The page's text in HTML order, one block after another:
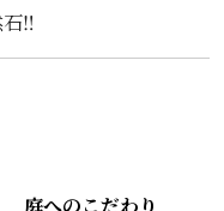
‼️
庭へのこだわり